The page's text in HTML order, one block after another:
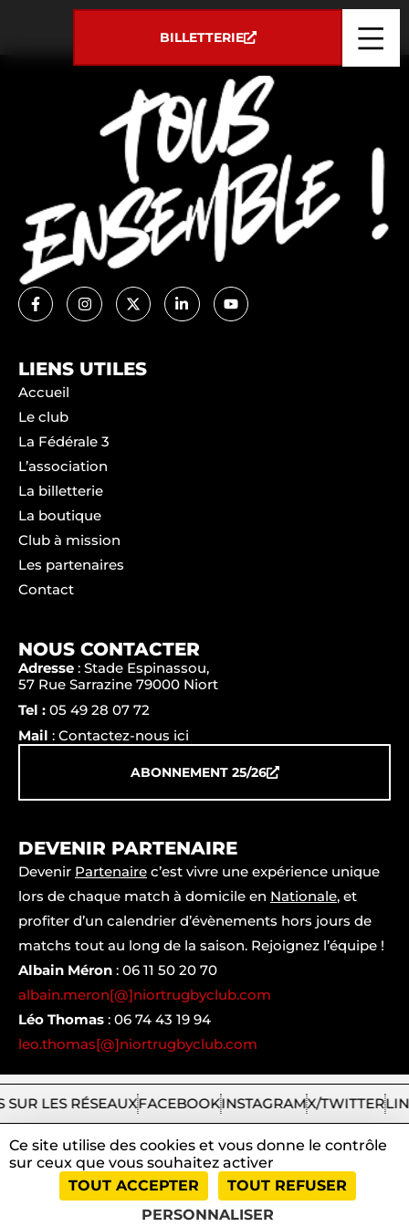
BILLETTERIE
LIENS UTILES
Accueil
Le club
La Fédérale 3
L’association
La billetterie
La boutique
Club à mission
Les partenaires
Contact
NOUS CONTACTER
Adresse : Stade Espinassou,
57 Rue Sarrazine 79000 Niort
Tel : 05 49 28 07 72
Mail : Contactez-nous ici
ABONNEMENT 25/26
DEVENIR PARTENAIRE
Devenir Partenaire c’est vivre une expérience unique
lors de chaque match à domicile en Nationale, et
profiter d’un calendrier d’évènements hors jours de
matchs tout au long de la saison. Rejoignez l’équipe !
Albain Méron : 06 11 50 20 70
albain.meron[@]niortrugbyclub.com
Léo Thomas : 06 74 43 19 94
leo.thomas[@]niortrugbyclub.com
LES RÉSEAUXFACEBOOKINSTAGRAMX/TWITTER
Niort
2026
|Mentions
|Tous
|
Panneau de gestion des cookies
Ce site utilise des cookies et vous donne le contrôle
sur ceux que vous souhaitez activer
TOUT ACCEPTER
TOUT REFUSER
PERSONNALISER